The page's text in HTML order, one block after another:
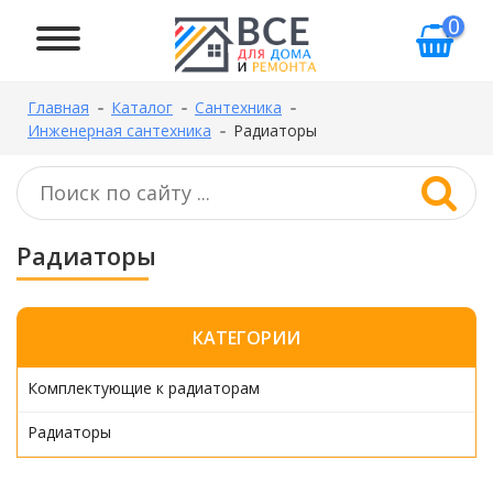
0
Главная Каталог
Сантехника
Инженерная сантехника
Радиаторы
Радиаторы
КАТЕГОРИИ
Комплектующие к радиаторам
Радиаторы